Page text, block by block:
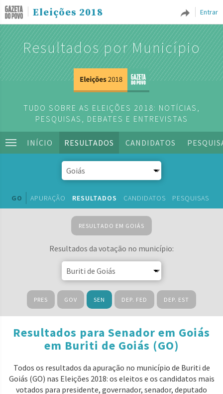
Entrar
Eleições 2018
Resultados por Município
TUDO SOBRE AS ELEIÇÕES 2018: NOTÍCIAS,
PESQUISAS, DEBATES E ENTREVISTAS
INÍCIO RESULTADOS CANDIDATOS
GO APURAÇÃO RESULTADOS CANDIDATOS PESQUISAS
RESULTADO EM GOIÁS
Resultados da votação no município:
PRES GOV SEN DEP. FED DEP. EST
Resultados para Senador em Goiás
em Buriti de Goiás (GO)
Todos os resultados da apuração no município de Buriti de
Goiás (GO) nas Eleições 2018: os eleitos e os candidatos mais
votados para presidente, governador, senador, deputado